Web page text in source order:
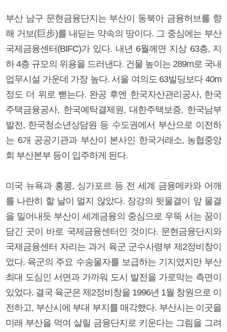
부산 남구 문현금융단지는 부산이 동북아 금융허브를 향
해 거보(巨步)를 내딛는 약속의 땅이다. 그 중심에는 부산
국제금융센터(BIFC)가 있다. 내년 6월께면 지상 63층, 지
하 4층 규모의 위용을 드러낸다. 건물 높이는 289m로 국내
업무시설 가운데 가장 높다. 서울 여의도 63빌딩보다 40m
정도 더 위로 뻗는다. 완공 후엔 한국자산관리공사, 한국
주택금융공사, 한국예탁결제원, 대한주택보증, 한국남부
발전, 한국청소년상담원 등 수도권에서 부산으로 이전하
는 6개 공공기관과 부산이 본사인 한국거래소, 농협중앙
회 부산본부 등이 입주하게 된다.
미국 뉴욕과 홍콩, 싱가포르 등 전 세계 금융메카와 어깨
를 나란히 할 날이 멀지 않았다. 장강의 뒷물결이 앞 물결
을 밀어내듯 부산이 세계금융의 중심으로 우뚝 서는 꿈이
담긴 곳이 바로 국제금융센터인 것이다. 문현금융단지와
국제금융센터 자리는 과거 육군 군수사령부 제2정비창이
었다. 육군의 주요 수송물자를 보급하는 기지였지만 부산
최대 도심인 서면과 가까워 도시 발전을 가로막는 측면이
있었다. 결국 육군은 제2정비창을 1996년 1월 창원으로 이
전하고, 부산시에 부대 부지를 매각했다. 부산시는 이곳을
미래 부산을 먹여 살릴 금융단지로 키운다는 그림을 그려